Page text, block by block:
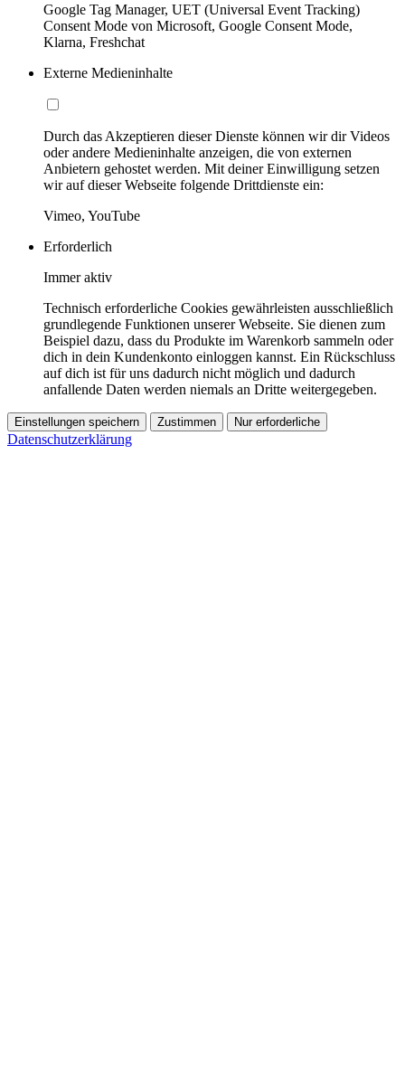
Google Tag Manager, UET (Universal Event Tracking)
Consent Mode von Microsoft, Google Consent Mode,
Klarna, Freshchat
Externe Medieninhalte
Durch das Akzeptieren dieser Dienste können wir dir Videos
oder andere Medieninhalte anzeigen, die von externen
Anbietern gehostet werden. Mit deiner Einwilligung setzen
wir auf dieser Webseite folgende Drittdienste ein:
Vimeo, YouTube
Erforderlich
Immer aktiv
Technisch erforderliche Cookies gewährleisten ausschließlich
grundlegende Funktionen unserer Webseite. Sie dienen zum
Beispiel dazu, dass du Produkte im Warenkorb sammeln oder
dich in dein Kundenkonto einloggen kannst. Ein Rückschluss
auf dich ist für uns dadurch nicht möglich und dadurch
anfallende Daten werden niemals an Dritte weitergegeben.
Einstellungen speichern Zustimmen Nur erforderliche
Datenschutzerklärung